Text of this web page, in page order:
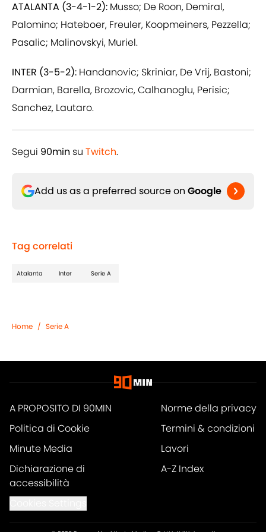
ATALANTA (3-4-1-2): Musso; De Roon, Demiral,
Palomino; Hateboer, Freuler, Koopmeiners, Pezzella;
Pasalic; Malinovskyi, Muriel.
INTER (3-5-2): Handanovic; Skriniar, De Vrij, Bastoni;
Darmian, Barella, Brozovic, Calhanoglu, Perisic;
Sanchez, Lautaro.
Segui 90min su Twitch.
Add us as a preferred source on Google
Tag correlati
Atalanta Inter Serie A
Home / Serie A
A PROPOSITO DI 90MIN
Norme della privacy
Politica di Cookie
Termini & condizioni
Minute Media
Lavori
Dichiarazione di
accessibilità
A-Z Index